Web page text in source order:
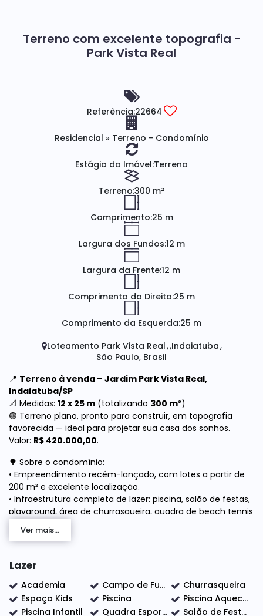
Terreno com excelente topografia -
Park Vista Real
Referência:22664
Residencial » Terreno - Condomínio
Estágio do Imóvel:Terreno
Terreno:300 m²
Comprimento:25 m
Largura dos Fundos:12 m
Largura da Frente:12 m
Comprimento da Direita:25 m
Comprimento da Esquerda:25 m
Loteamento Park Vista Real Indaiatuba
São Paulo, Brasil
📍 Terreno à venda – Jardim Park Vista Real,
Indaiatuba/SP
📐 Medidas: 12 x 25 m (totalizando 300 m²)
🟢 Terreno plano, pronto para construir, em topografia
favorecida — ideal para projetar sua casa dos sonhos.
Valor: R$ 420.000,00.
🌳 Sobre o condomínio:
• Empreendimento recém-lançado, com lotes a partir de
200 m² e excelente localização.
• Infraestrutura completa de lazer: piscina, salão de festas,
playground, área de churrasqueira, quadra de beach tennis
• Segurança e comodidade: portaria 24h, ruas asfaltadas e
✨ Uma ótima oportunidade para investir ou construir sua
morada em condomínio de alto padrão — qualidade de
vida, lazer e localização em um só lugar!
Ver mais...
Lazer
Academia Campo de Futebol
Churrasqueira
Espaço Kids
Piscina
Piscina Aquecida
Piscina Infantil
Quadra Esportiva
Salão de Festas